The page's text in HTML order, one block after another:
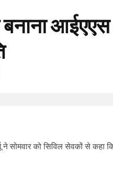
ने सोमवार को सिविल सेवकों से